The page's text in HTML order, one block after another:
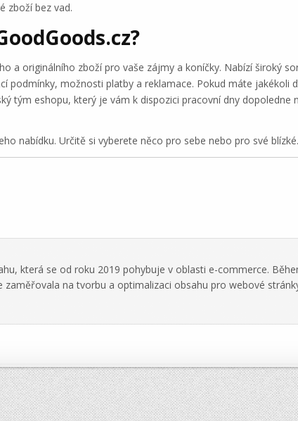
zboží bez vad.
a originálního zboží pro vaše zájmy a koníčky. Nabízí široký
podmínky, možnosti platby a reklamace. Pokud máte
tým eshopu, který je vám k dispozici pracovní dny dopoledne
nabídku. Určitě si vyberete něco pro sebe nebo pro své
která se od roku 2019 pohybuje v oblasti e-commerce.
zaměřovala na tvorbu a optimalizaci obsahu pro webové